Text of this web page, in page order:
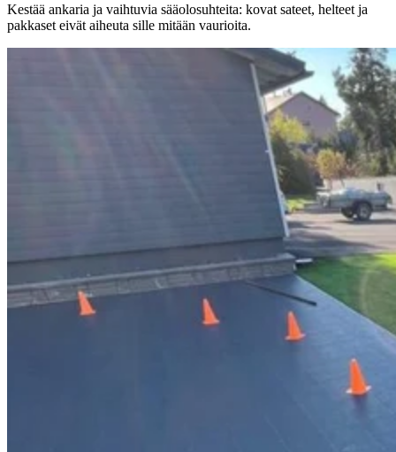
Kestää ankaria ja vaihtuvia sääolosuhteita: kovat sateet, helteet ja
pakkaset eivät aiheuta sille mitään vaurioita.